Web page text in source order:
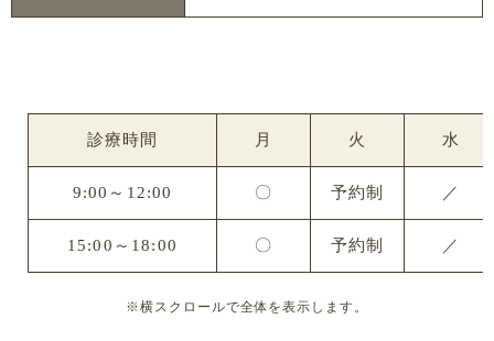
診療時間 月 火 水
9:00～12:00 〇 予約制 ／
15:00～18:00 〇 予約制 ／
※横スクロールで全体を表示します。